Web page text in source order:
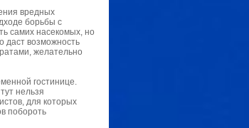
вредных
борьбы с
самих насекомых, но
даст возможность
желательно
гостинице.
нельзя
для которых
побороть